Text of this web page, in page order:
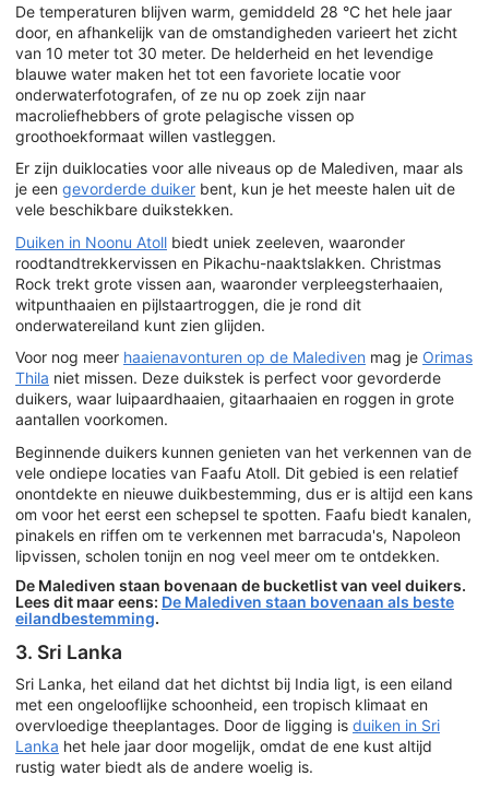
De temperaturen blijven warm, gemiddeld 28 °C het hele jaar
door, en afhankelijk van de omstandigheden varieert het zicht
van 10 meter tot 30 meter. De helderheid en het levendige
blauwe water maken het tot een favoriete locatie voor
onderwaterfotografen, of ze nu op zoek zijn naar
macroliefhebbers of grote pelagische vissen op
groothoekformaat willen vastleggen.
Er zijn duiklocaties voor alle niveaus op de Malediven, maar als
je een gevorderde duiker bent, kun je het meeste halen uit de
vele beschikbare duikstekken.
Duiken in Noonu Atoll biedt uniek zeeleven, waaronder
roodtandtrekkervissen en Pikachu-naaktslakken. Christmas
Rock trekt grote vissen aan, waaronder verpleegsterhaaien,
witpunthaaien en pijlstaartroggen, die je rond dit
onderwatereiland kunt zien glijden.
Voor nog meer haaienavonturen op de Malediven mag je Orimas
Thila niet missen. Deze duikstek is perfect voor gevorderde
duikers, waar luipaardhaaien, gitaarhaaien en roggen in grote
aantallen voorkomen.
Beginnende duikers kunnen genieten van het verkennen van de
vele ondiepe locaties van Faafu Atoll. Dit gebied is een relatief
onontdekte en nieuwe duikbestemming, dus er is altijd een kans
om voor het eerst een schepsel te spotten. Faafu biedt kanalen,
pinakels en riffen om te verkennen met barracuda's, Napoleon
lipvissen, scholen tonijn en nog veel meer om te ontdekken.
De Malediven staan bovenaan de bucketlist van veel duikers.
Lees dit maar eens: De Malediven staan bovenaan als beste
eilandbestemming.
3. Sri Lanka
Sri Lanka, het eiland dat het dichtst bij India ligt, is een eiland
met een ongelooflijke schoonheid, een tropisch klimaat en
overvloedige theeplantages. Door de ligging is duiken in Sri
Lanka het hele jaar door mogelijk, omdat de ene kust altijd
rustig water biedt als de andere woelig is.